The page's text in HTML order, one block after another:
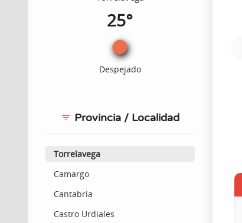
25°
Despejado
Provincia / Localidad
Torrelavega
Camargo
Cantabria
Castro Urdiales